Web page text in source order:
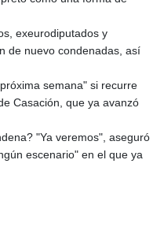
exeurodiputados y
de nuevo condenadas, así
semana" si recurre
Casación, que ya avanzó
"Ya veremos", aseguró
escenario" en el que ya